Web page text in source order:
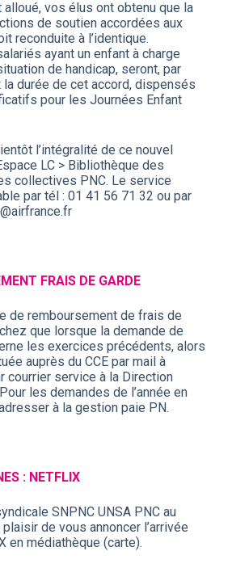
vos élus ont obtenu que la
de soutien accordées aux
reconduite à l’identique.
ayant un enfant à charge
de handicap, seront, par
durée de cet accord, dispensés
pour les Journées Enfant
l’intégralité de ce nouvel
LC > Bibliothèque des
collectives PNC. Le service
par tél : 01 41 56 71 32 ou par
FRAIS DE GARDE
de remboursement de frais de
que lorsque la demande de
les exercices précédents, alors
auprès du CCE par mail à
courrier service à la Direction
les demandes de l’année en
à la gestion paie PN.
: NETFLIX
SNPNC UNSA PNC au
de vous annoncer l’arrivée
en médiathèque (carte).